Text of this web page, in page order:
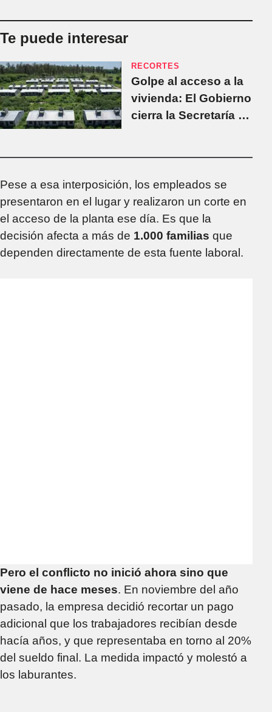
Te puede interesar
RECORTES
Golpe al acceso a la
vivienda: El Gobierno
cierra la Secretaría de
calle
Pese a esa interposición, los empleados se
presentaron en el lugar y realizaron un corte en
el acceso de la planta ese día. Es que la
decisión afecta a más de 1.000 familias que
dependen directamente de esta fuente laboral.
Pero el conflicto no inició ahora sino que
viene de hace meses. En noviembre del año
pasado, la empresa decidió recortar un pago
adicional que los trabajadores recibían desde
hacía años, y que representaba en torno al 20%
del sueldo final. La medida impactó y molestó a
los laburantes.